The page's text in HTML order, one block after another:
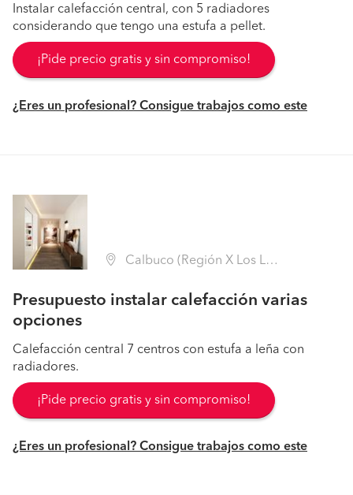
Instalar calefacción central, con 5 radiadores
considerando que tengo una estufa a pellet.
¡Pide precio gratis y sin compromiso!
¿Eres un profesional? Consigue trabajos como este
Calbuco (Región X Los Lagos - Llanquihue)
Presupuesto instalar calefacción varias
opciones
Calefacción central 7 centros con estufa a leña con
radiadores.
¡Pide precio gratis y sin compromiso!
¿Eres un profesional? Consigue trabajos como este